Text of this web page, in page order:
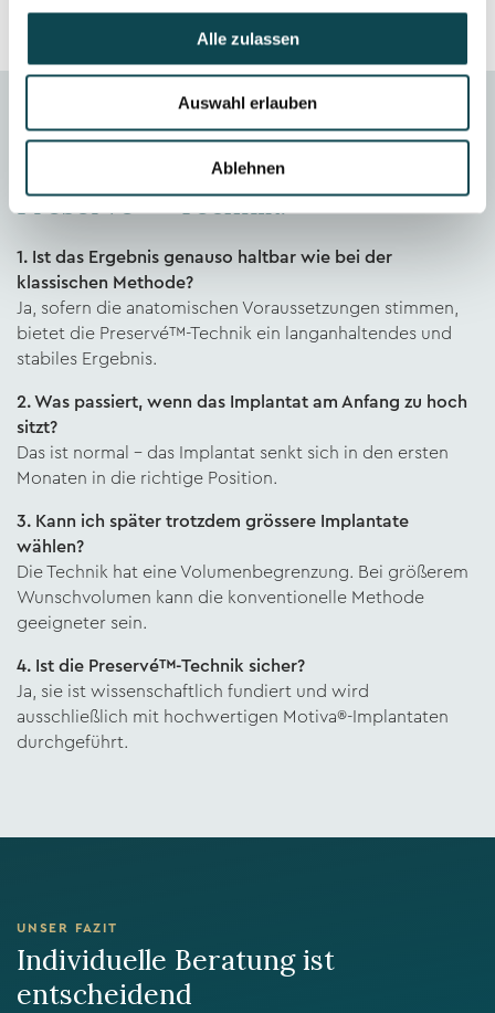
Alle zulassen
Auswahl erlauben
Ablehnen
Häufige Patientenfragen zur
Preservé™-Technik:
1. Ist das Ergebnis genauso haltbar wie bei der
klassischen Methode?
Ja, sofern die anatomischen Voraussetzungen stimmen,
bietet die Preservé™-Technik ein langanhaltendes und
stabiles Ergebnis.
2. Was passiert, wenn das Implantat am Anfang zu hoch
sitzt?
Das ist normal – das Implantat senkt sich in den ersten
Monaten in die richtige Position.
3. Kann ich später trotzdem grössere Implantate
wählen?
Die Technik hat eine Volumenbegrenzung. Bei größerem
Wunschvolumen kann die konventionelle Methode
geeigneter sein.
4. Ist die Preservé™-Technik sicher?
Ja, sie ist wissenschaftlich fundiert und wird
ausschließlich mit hochwertigen Motiva®-Implantaten
durchgeführt.
UNSER FAZIT
Individuelle Beratung ist
entscheidend